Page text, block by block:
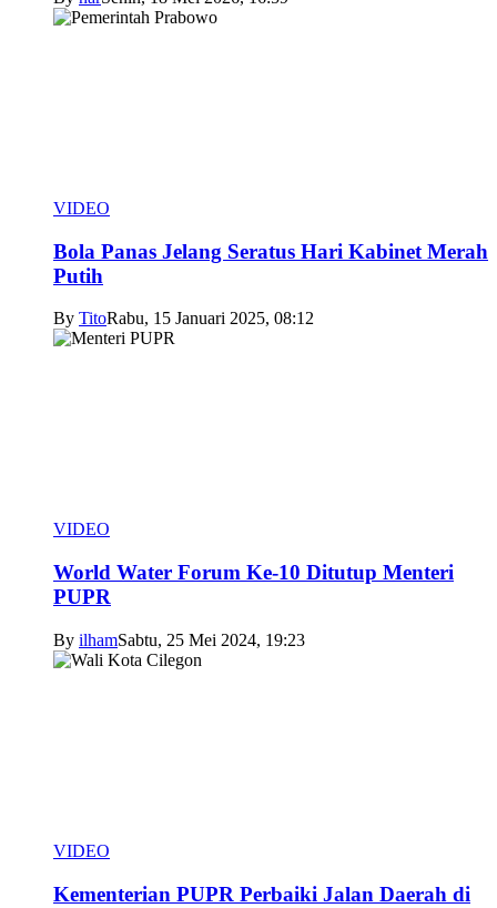
VIDEO
Bola Panas Jelang Seratus Hari Kabinet Merah
Putih
By TitoRabu, 15 Januari 2025, 08:12
VIDEO
World Water Forum Ke-10 Ditutup Menteri
PUPR
By ilhamSabtu, 25 Mei 2024, 19:23
VIDEO
Kementerian PUPR Perbaiki Jalan Daerah di